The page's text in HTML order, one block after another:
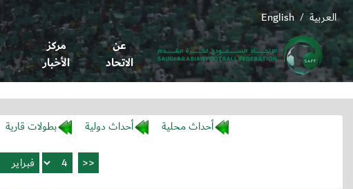
English / العربية
عن
الاتحاد
مركز
الأخبار
أحداث محلية أحداث دولية بطولات قارية